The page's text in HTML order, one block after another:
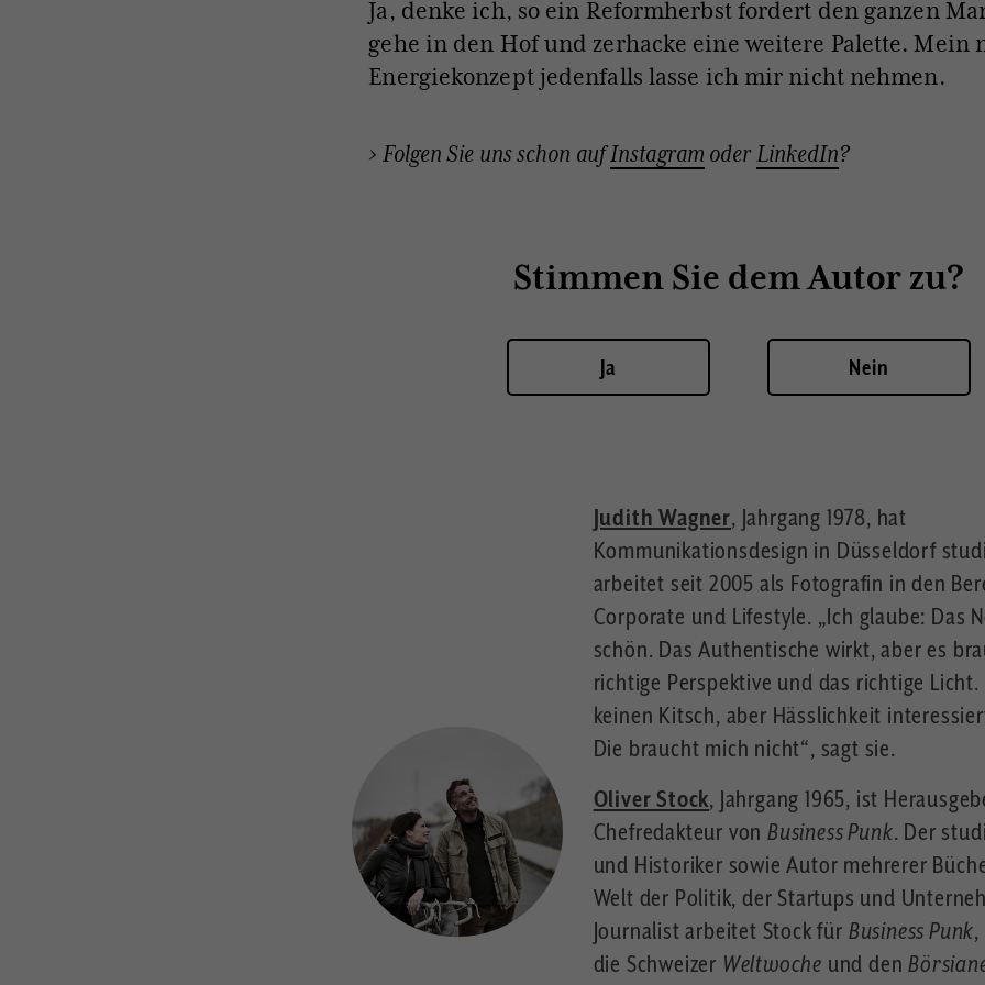
Ja, denke ich, so ein Reformherbst fordert den ganzen
gehe in den Hof und zerhacke eine weitere Palette. Mein
Energiekonzept jedenfalls lasse ich mir nicht nehmen.
› Folgen Sie uns schon aufInstagram oderLinkedIn?
Stimmen Sie dem Autor zu?
Ja Nein
Judith Wagner, Jahrgang 1978, hat
Kommunikationsdesign in Düsseldorf
arbeitet seit 2005 als Fotografin in den
Corporate und Lifestyle. „Ich glaube: Das
schön. Das Authentische wirkt, aber es
richtige Perspektive und das richtige Licht.
keinen Kitsch, aber Hässlichkeit
Die braucht mich nicht“, sagt sie.
Oliver Stock, Jahrgang 1965, ist
Chefredakteur vonBusiness Punk. Der
und Historiker sowie Autor mehrerer
Welt der Politik, der Startups und
Journalist arbeitet Stock für Business Punk,
die Schweizer Weltwoche und den